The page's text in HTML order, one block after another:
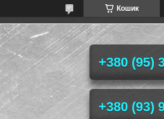
Кошик
+380 (95)
+380 (93)